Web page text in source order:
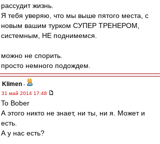
рассудит жизнь.
Я тебя уверяю, что мы выше пятого места, с
новым вашим турком СУПЕР ТРЕНЕРОМ,
системным, НЕ поднимемся.
можно не спорить.
просто немного подождем.
Klimen -
31 май 2014 17:48
To Bober
А этого никто не знает, ни ты, ни я. Может и
есть.
А у нас есть?